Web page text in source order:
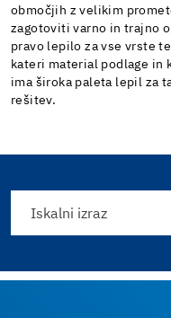
območjih z velikim
zagotoviti varno in trajno
pravo lepilo za vse vrste
kateri material podlage in
ima široka paleta lepil za
rešitev.